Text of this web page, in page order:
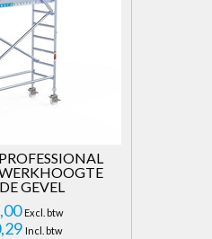
GEVEL
Excl. btw
Incl. btw